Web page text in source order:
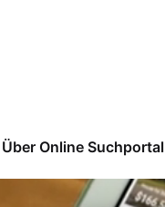
Über Online Suchportal